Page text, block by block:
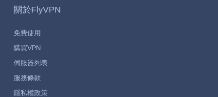
關於FlyVPN
免費使用
購買VPN
伺服器列表
服務條款
隱私權政策